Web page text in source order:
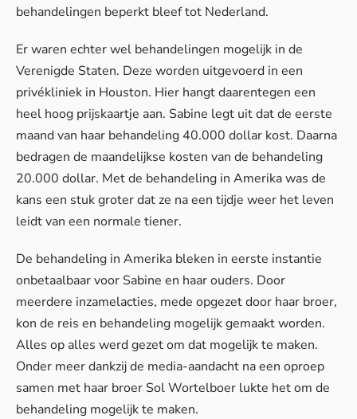
behandelingen beperkt bleef tot Nederland.
Er waren echter wel behandelingen mogelijk in de
Verenigde Staten. Deze worden uitgevoerd in een
privékliniek in Houston. Hier hangt daarentegen een
heel hoog prijskaartje aan. Sabine legt uit dat de eerste
maand van haar behandeling 40.000 dollar kost. Daarna
bedragen de maandelijkse kosten van de behandeling
20.000 dollar. Met de behandeling in Amerika was de
kans een stuk groter dat ze na een tijdje weer het leven
leidt van een normale tiener.
De behandeling in Amerika bleken in eerste instantie
onbetaalbaar voor Sabine en haar ouders. Door
meerdere inzamelacties, mede opgezet door haar broer,
kon de reis en behandeling mogelijk gemaakt worden.
Alles op alles werd gezet om dat mogelijk te maken.
Onder meer dankzij de media-aandacht na een oproep
samen met haar broer Sol Wortelboer lukte het om de
behandeling mogelijk te maken.